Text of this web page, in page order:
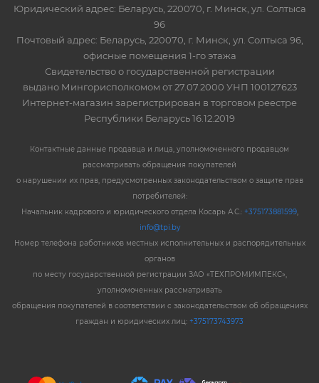
Юридический адрес: Беларусь, 220070, г. Минск, ул. Солтыса
96
Почтовый адрес: Беларусь, 220070, г. Минск, ул. Солтыса 96,
офисные помещения 1-го этажа
Свидетельство о государственной регистрации
выдано Мингорисполкомом от 27.07.2000 УНП 100127623
Интернет-магазин зарегистрирован в торговом реестре
Республики Беларусь 16.12.2019
Контактные данные продавца и лица, уполномоченного продавцом
рассматривать обращения покупателей
о нарушении их прав, предусмотренных законодательством о защите прав
потребителей:
Начальник кадрового и юридического отдела Косарь А.С.: +375173881599,
info@tpi.by
Номер телефона работников местных исполнительных и распорядительных
органов
по месту государственной регистрации ЗАО «ТЕХПРОМИМПЕКС»,
уполномоченных рассматривать
обращения покупателей в соответствии с законодательством об обращениях
граждан и юридических лиц: +375173743973